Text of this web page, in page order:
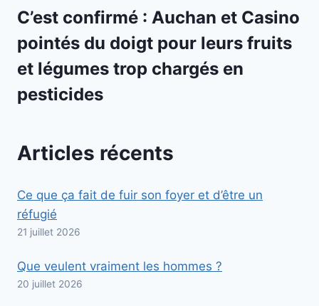
C’est confirmé : Auchan et Casino
pointés du doigt pour leurs fruits
et légumes trop chargés en
pesticides
Articles récents
Ce que ça fait de fuir son foyer et d’être un
réfugié
21 juillet 2026
Que veulent vraiment les hommes ?
20 juillet 2026